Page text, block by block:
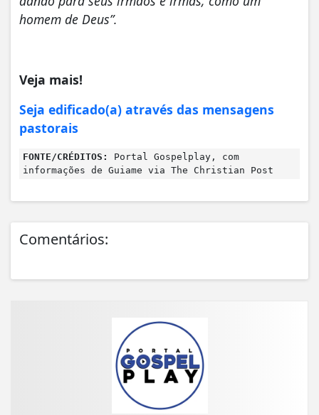
homem de Deus”.
Veja mais!
Seja edificado(a) através das mensagens
pastorais
FONTE/CRÉDITOS:
Portal Gospelplay, com
informações de Guiame via The Christian Post
Comentários: